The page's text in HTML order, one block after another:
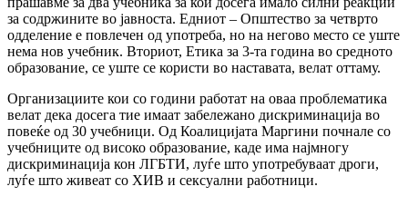
за содржините во јавноста. Едниот – Општество за четврто
одделение е повлечен од употреба, но на негово место се уште
нема нов учебник. Вториот, Етика за 3-та година во средното
образование, се уште се користи во наставата, велат оттаму.
Организациите кои со години работат на оваа проблематика
велат дека досега тие имаат забележано дискриминација во
повеќе од 30 учебници. Од Коалицијата Маргини почнале со
учебниците од високо образование, каде има најмногу
дискриминација кон ЛГБТИ, луѓе што употребуваат дроги,
луѓе што живеат со ХИВ и сексуални работници.